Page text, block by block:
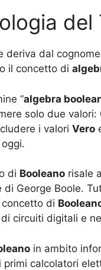
del
deriva dal
il concetto di
“algebra
solo due
i valori Vero
di Booleano risale
di George Boole.
concetto di
circuiti digitali e
in ambito
calcolatori